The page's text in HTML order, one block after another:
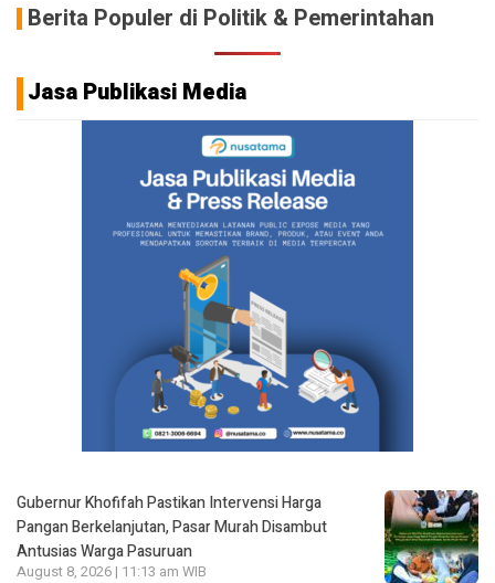
Berita Populer di Politik & Pemerintahan
Jasa Publikasi Media
Gubernur Khofifah Pastikan Intervensi Harga
Pangan Berkelanjutan, Pasar Murah Disambut
Antusias Warga Pasuruan
August 8, 2026 | 11:13 am WIB